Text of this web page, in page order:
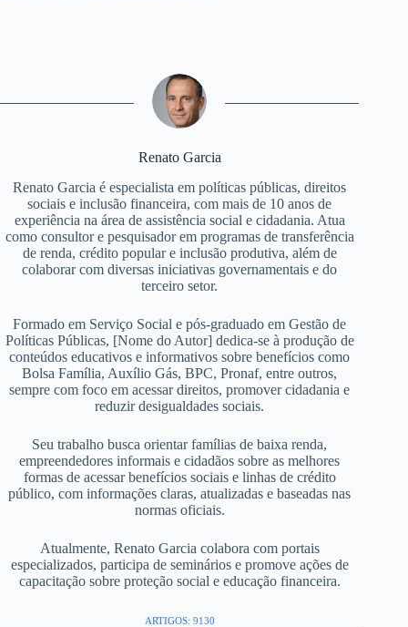
Renato Garcia
Renato Garcia é especialista em políticas públicas, direitos
sociais e inclusão financeira, com mais de 10 anos de
experiência na área de assistência social e cidadania. Atua
como consultor e pesquisador em programas de transferência
de renda, crédito popular e inclusão produtiva, além de
colaborar com diversas iniciativas governamentais e do
terceiro setor.
Formado em Serviço Social e pós-graduado em Gestão de
Políticas Públicas, [Nome do Autor] dedica-se à produção de
conteúdos educativos e informativos sobre benefícios como
Bolsa Família, Auxílio Gás, BPC, Pronaf, entre outros,
sempre com foco em acessar direitos, promover cidadania e
reduzir desigualdades sociais.
Seu trabalho busca orientar famílias de baixa renda,
empreendedores informais e cidadãos sobre as melhores
formas de acessar benefícios sociais e linhas de crédito
público, com informações claras, atualizadas e baseadas nas
normas oficiais.
Atualmente, Renato Garcia colabora com portais
especializados, participa de seminários e promove ações de
capacitação sobre proteção social e educação financeira.
ARTIGOS: 9130